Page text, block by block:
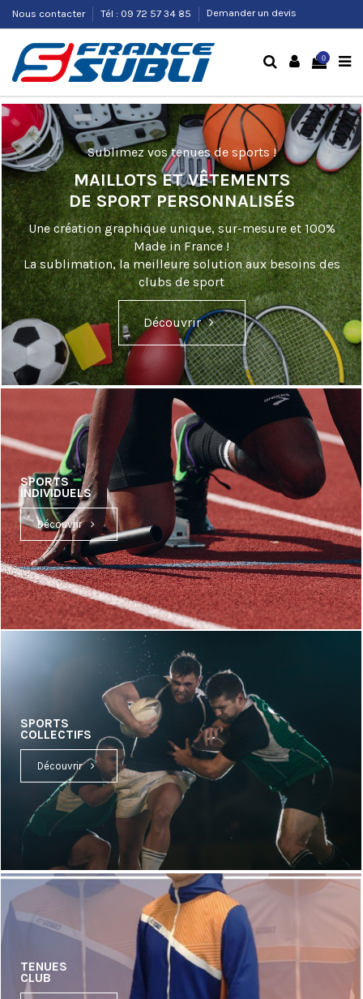
Nous contacter Tél : 09 72 57 34 85 Demander un devis
0
Sublimez vos tenues de sports !
MAILLOTS ET VÊTEMENTS
DE SPORT PERSONNALISÉS
Une création graphique unique, sur-mesure et 100%
Made in France !
La sublimation, la meilleure solution aux besoins des
clubs de sport
Découvrir
SPORTS
INDIVIDUELS
Découvrir
SPORTS
COLLECTIFS
Découvrir
TENUES
CLUB